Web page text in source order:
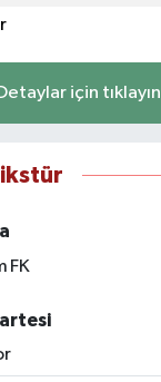
için tıklayın
FK